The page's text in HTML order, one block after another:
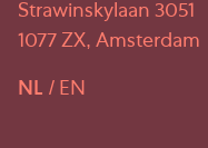
Strawinskylaan 3051
1077 ZX, Amsterdam
NL EN